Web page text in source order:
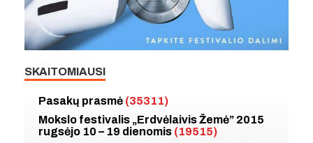
SKAITOMIAUSI
Pasakų prasmė (35311)
Mokslo festivalis „Erdvėlaivis Žemė” 2015
rugsėjo 10 – 19 dienomis (19515)